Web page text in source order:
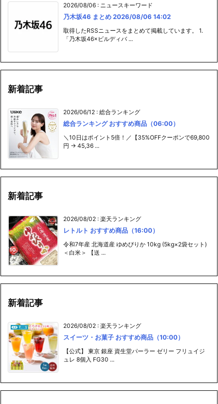
2026/08/06 : ニュースキーワード
乃木坂46 まとめ 2026/08/06 14:02
取得したRSSニュースをまとめて掲載しています。 1.
「乃木坂46×ビルディバ ...
新着記事
2026/06/12 : 総合ランキング
総合ランキング おすすめ商品（06:00）
＼10日はポイント5倍！／【35%OFFクーポンで69,800
円 → 45,36 ...
新着記事
2026/08/02 : 楽天ランキング
レトルト おすすめ商品（16:00）
令和7年産 北海道産 ゆめぴりか 10kg (5kg×2袋セット)
＜白米＞ 【送 ...
新着記事
2026/08/02 : 楽天ランキング
スイーツ・お菓子 おすすめ商品（10:00）
【公式】 東京 銀座 資生堂パーラー ゼリー フリュイジ
ュレ 8個入 FG30 ...